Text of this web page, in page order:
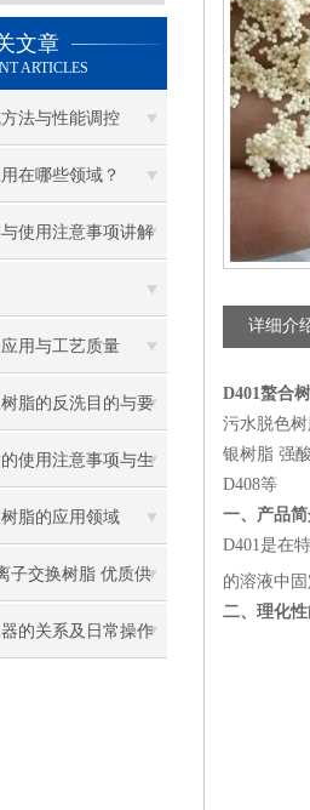
文章
ARTICLES
法与性能调控
在哪些领域？
使用注意事项讲解
用与工艺质量
脂的反洗目的与要
使用注意事项与生
脂的应用领域
子交换树脂 优质供
的关系及日常操作
详细介
D401螯合
污水脱色
银树脂 强
D408等
一、产品简
D401是在
的溶液中
二、理化性